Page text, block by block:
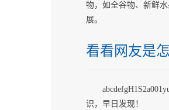
物，如全谷物、新鲜
展。
看看网友是
识，早日发现！